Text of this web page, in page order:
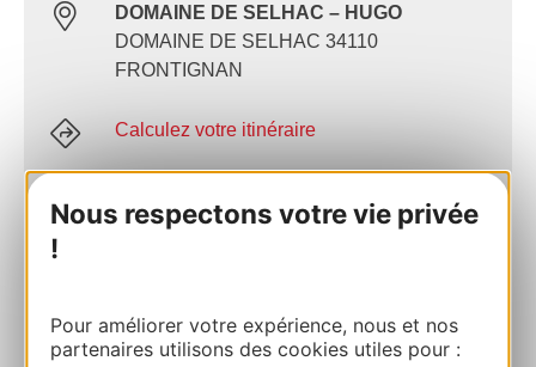
Nous respectons votre vie privée
!
Pour améliorer votre expérience, nous et nos
partenaires utilisons des cookies utiles pour :
DOMAINE DE SELHAC – HUGO
DOMAINE DE SELHAC 34110
FRONTIGNAN
Calculez votre itinéraire
+33 4 68 11 40 70
Site internet